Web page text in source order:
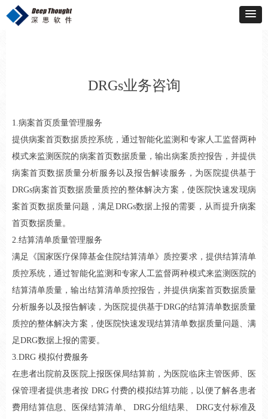
DRGs业务咨询
1.病案首页质量管理服务
提供病案首页数据质控系统，通过智能化监测和专家人工监督两种
模式来监测医院的病案首页数据质量，输出病案质控报告，并提供
病案首页数据质量分析服务以及报告解读服务，为医院提供基于
DRGs病案首页数据质量质控的整体解决方案，使医院快速发现病
案首页数据质量问题，满足DRGs数据上报的需要，从而提升病案
首页数据质量。
2.结算清单质量管理服务
满足《国家医疗保障基金住院结算清单》质控要求，提供结算清单
质控系统，通过智能化监测和专家人工监督两种模式来监测医院的
结算清单质量，输出结算清单质控报告，并提供病案首页数据质量
分析服务以及报告解读，为医院提供基于DRG的结算清单数据质量
质控的整体解决方案，使医院快速发现结算清单数据质量问题、满
足DRG数据上报的需要。
3.DRG 模拟付费服务
在患者出院前及医院上报医保局结算前，为医院临床主管医师、医
保管理者提供患者按 DRG 付费的模拟结算功能，以便了解各患者
费用结算信息、医保结算清单、 DRG分组结果、 DRG支付标准及